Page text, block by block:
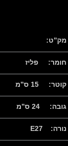
מק”ט:
חומר: פליז
קוטר: 15 ס”מ
גובה: 24 ס”מ
נורה: E27